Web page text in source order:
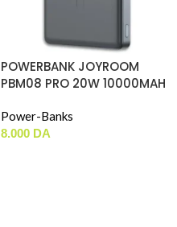
POWERBANK JOYROOM
PBM08 PRO 20W 10000MAH
Power-Banks
8.000 DA